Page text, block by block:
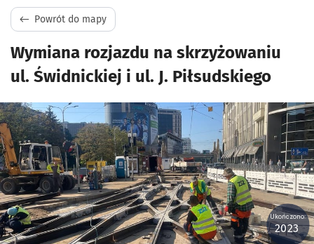
Powrót do mapy
Wymiana rozjazdu na skrzyżowaniu
ul. Świdnickiej i ul. J. Piłsudskiego
Kliknij, aby powiększyć
Ukończono:
2023